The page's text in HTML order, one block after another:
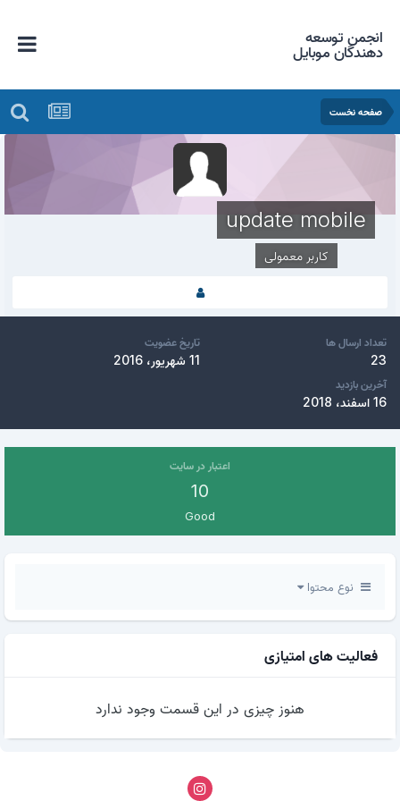
انجمن توسعه
دهندگان موبایل
صفحه نخست
update mobile
کاربر معمولی
تعداد ارسال ها
23
تاریخ عضویت
11 شهریور، 2016
آخرین بازدید
16 اسفند، 2018
اعتبار در سایت
10
Good
نوع محتوا
فعالیت های امتیازی
هنوز چیزی در این قسمت وجود ندارد